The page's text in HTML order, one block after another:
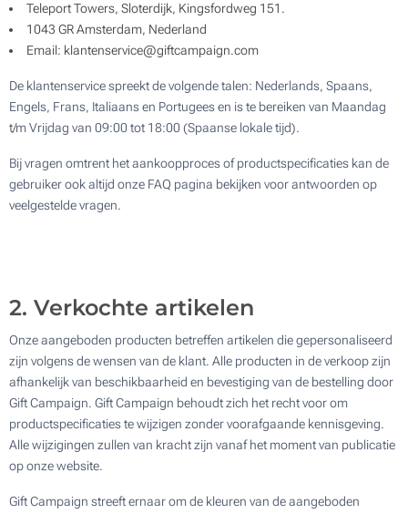
Teleport Towers, Sloterdijk, Kingsfordweg 151.
1043 GR Amsterdam, Nederland
Email: klantenservice@giftcampaign.com
De klantenservice spreekt de volgende talen: Nederlands, Spaans,
Engels, Frans, Italiaans en Portugees en is te bereiken van Maandag
t/m Vrijdag van 09:00 tot 18:00 (Spaanse lokale tijd).
Bij vragen omtrent het aankoopproces of productspecificaties kan de
gebruiker ook altijd onze FAQ pagina bekijken voor antwoorden op
veelgestelde vragen.
2. Verkochte artikelen
Onze aangeboden producten betreffen artikelen die gepersonaliseerd
zijn volgens de wensen van de klant. Alle producten in de verkoop zijn
afhankelijk van beschikbaarheid en bevestiging van de bestelling door
Gift Campaign. Gift Campaign behoudt zich het recht voor om
productspecificaties te wijzigen zonder voorafgaande kennisgeving.
Alle wijzigingen zullen van kracht zijn vanaf het moment van publicatie
op onze website.
Gift Campaign streeft ernaar om de kleuren van de aangeboden